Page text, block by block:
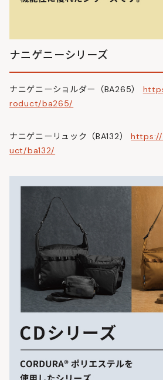
ナニゲニーシリーズ
ナニゲニーショルダー（BA265）
roduct/ba265/
ナニゲニーリュック（BA132）
uct/ba132/